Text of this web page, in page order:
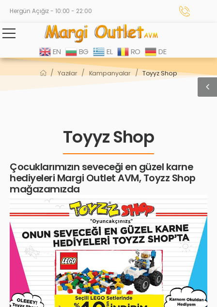
Hergün Açığız - 10:00 - 22:00
EN BG EL RO DE
/ Yazılar / Kampanyalar / Toyyz Shop
Toyyz Shop
Çocuklarımızın seveceği en güzel karne
hediyeleri Margi Outlet AVM, Toyzz Shop
mağazamızda